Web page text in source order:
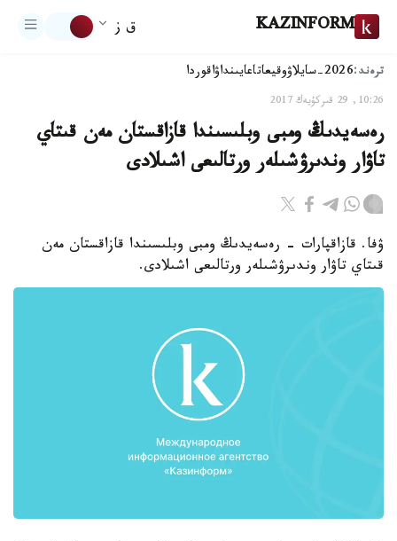
KAZINFORM ق ز
ترەند:2026-سايلاۋ وقيعاتاعايىنداۋاقوردا
10:26, 29 قىركۇيەك 2017
رەسەيدىڭ ومبى وبلىسىندا قازاقستان مەن قىتاي
تاۋار وندىرۋشىلەر ورتالىعى اشىلادى
ۋفا. قازاقپارات - رەسەيدىڭ ومبى وبلىسىندا قازاقستان مەن
قىتاي تاۋار وندىرۋشىلەر ورتالىعى اشىلادى.